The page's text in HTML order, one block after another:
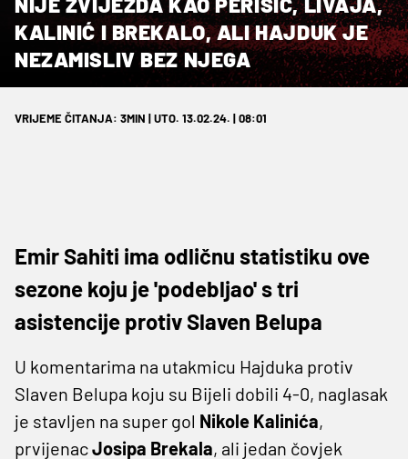
KALINIĆ I BREKALO, ALI HAJDUK JE
NEZAMISLIV BEZ NJEGA
VRIJEME ČITANJA: 3MIN | UTO. 13.02.24. | 08:01
Emir Sahiti ima odličnu statistiku ove
sezone koju je 'podebljao' s tri
asistencije protiv Slaven Belupa
U komentarima na utakmicu Hajduka protiv
Slaven Belupa koju su Bijeli dobili 4-0, naglasak
je stavljen na super gol Nikole Kalinića,
prvijenacJosipa Brekala, ali jedan čovjek